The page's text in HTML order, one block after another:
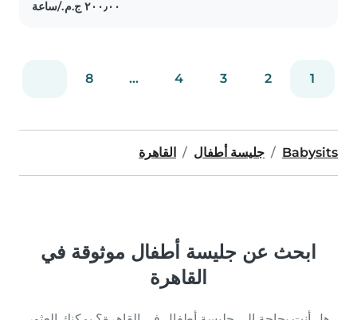
monthly according to the
1
2
3
4
...
8
Babysits جليسة أطفال القاهرة
ابحث عن جليسة أطفال موثوقة في
القاهرة